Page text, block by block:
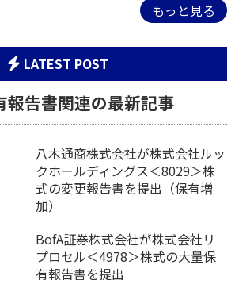
もっと見る
LATEST POST
報告書関連の最新記事
八木通商株式会社が株式会社ルッ
クホールディングス＜8029＞株
式の変更報告書を提出（保有増
加）
BofA証券株式会社が株式会社リ
プロセル＜4978＞株式の大量保
有報告書を提出